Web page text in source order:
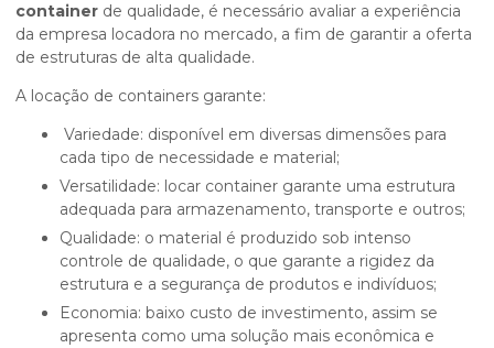
container de qualidade, é necessário avaliar a experiência
da empresa locadora no mercado, a fim de garantir a oferta
de estruturas de alta qualidade.
A locação de containers garante:
Variedade: disponível em diversas dimensões para
cada tipo de necessidade e material;
Versatilidade: locar container garante uma estrutura
adequada para armazenamento, transporte e outros;
Qualidade: o material é produzido sob intenso
controle de qualidade, o que garante a rigidez da
estrutura e a segurança de produtos e indivíduos;
Economia: baixo custo de investimento, assim se
apresenta como uma solução mais econômica e